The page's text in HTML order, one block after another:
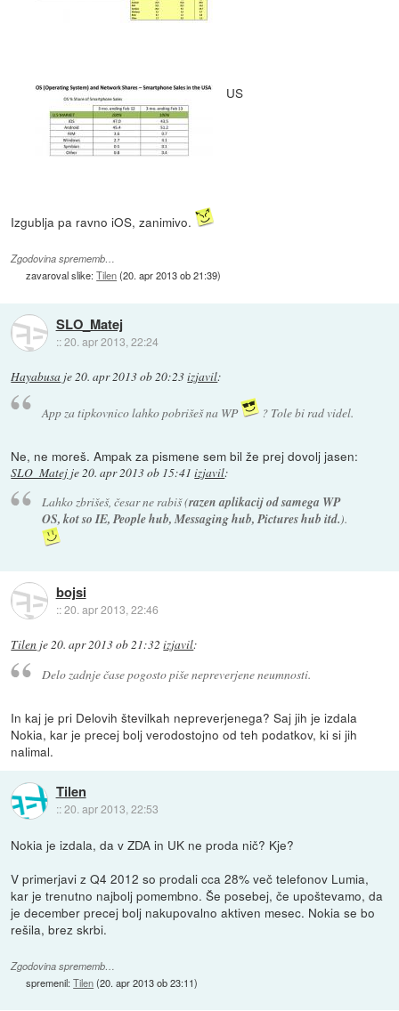
US
Izgublja pa ravno iOS, zanimivo.
Zgodovina sprememb…
zavaroval slike:Tilen(20. apr 2013 ob 21:39)
SLO_Matej
::20. apr 2013, 22:24
Hayabusa je20. apr 2013 ob 20:23izjavil:
App za tipkovnico lahko pobrišeš na WP ? Tole bi rad videl.
Ne, ne moreš. Ampak za pismene sem bil že prej dovolj jasen:
SLO_Matej je20. apr 2013 ob 15:41 izjavil:
Lahko zbrišeš, česar ne rabiš (razen aplikacij od samega WP
OS, kot so IE, People hub, Messaging hub, Pictures hub itd.).
bojsi
::20. apr 2013, 22:46
Tilen je20. apr 2013 ob 21:32 izjavil:
Delo zadnje čase pogosto piše nepreverjene neumnosti.
In kaj je pri Delovih številkah nepreverjenega? Saj jih je izdala
Nokia, kar je precej bolj verodostojno od teh podatkov, ki si jih
nalimal.
Tilen
::20. apr 2013, 22:53
Nokia je izdala, da v ZDA in UK ne proda nič? Kje?
V primerjavi z Q4 2012 so prodali cca 28% več telefonov Lumia,
kar je trenutno najbolj pomembno. Še posebej, če upoštevamo, da
je december precej bolj nakupovalno aktiven mesec. Nokia se bo
rešila, brez skrbi.
Zgodovina sprememb…
spremenil:Tilen(20. apr 2013 ob 23:11)